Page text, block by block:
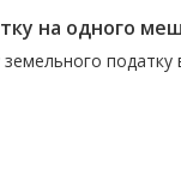
на одного
земельного